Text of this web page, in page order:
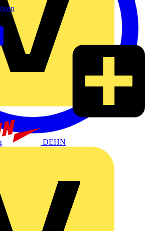
DEHN